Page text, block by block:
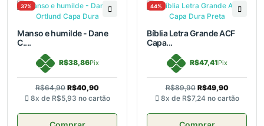
37%
Manso e humilde - Dane
C....
R$38,86Pix
R$64,90 R$40,90
8x de R$5,93 no cartão
44%
Bíblia Letra Grande ACF
Capa...
R$47,41Pix
R$89,90 R$49,90
8x de R$7,24 no cartão